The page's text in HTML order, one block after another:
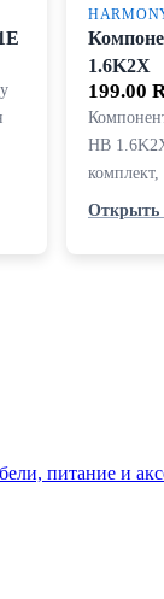
1.6K2X
199.00
HB
Открыть
питание и